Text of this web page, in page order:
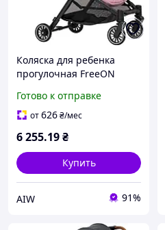
Коляска для ребенка
прогулочная FreeON
Готово к отправке
от626₴/мес
6 255.19₴
Купить
AIW 91%